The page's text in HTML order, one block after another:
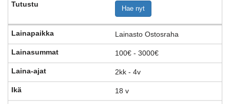
Hae nyt
Lainasto Ostosraha
100€ - 3000€
2kk - 4v
18 v